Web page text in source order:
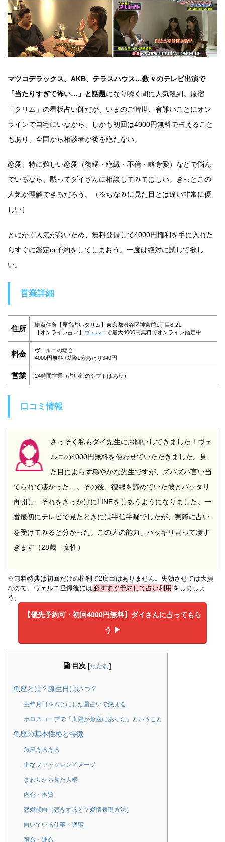
マツコデラックス、AKB、テラスハウス…数々のテレビ出演で
「当たりすぎて怖い…」と話題になり瞬く間に人気殺到。原宿
「タリム」の看板占い師だが、いまのご時世、有難いことにオン
ラインで自宅にいながら、しかも初回は4000円無料で占えること
もあり、全国から相談者が後を絶たない。
恋愛、特に難しい恋愛（復縁・絶縁・不倫・略奪愛）などで悩ん
でいるなら、黙ってダイさんに相談してみてほしい。きっとこの
人気が理解できるだろう。（※ちなみに見た目とは違い非常に優
しい）
とにかく人気が高いため、無料登録して4000円権利を手に入れた
らすぐに鑑定or予約をしてしまおう。一度は絶対に試して欲し
い。
営業詳細
住所
拠点住所【原宿占いタリム】東京都渋谷区神宮前1丁目8-21
【オンライン占い】 ヴェルニで最大4000円無料でオンライン鑑定中
料金
ヴェルニの場合
4000円無料 /以降1分あたり340円
営業 24時間営業（占い師のシフトはあり）
口コミ情報
さっそく私もダイ先生にお願いしてきました！ヴェ
ルニの4000円無料を使わせていただきました。見
た目によらず穏やかな先生ですが、ズバズバ言い当
てられて凄かった…。その後、復縁を諦めていた彼とバッタリ
再開し、それをきっかけにLINEをしあうようになりました。一
番最初にテレビで見たときには半信半疑でしたが、実際に占い
を受けてみると分かった。この人の能力、ハッキリ言って凄す
ぎます（28歳 女性）
※無料特典は初回だけの権利で2度目はありません。失効させては大損
なので、ヴェルニ登録後には 必ずすぐ予約して占い利用 をしましょ
う。
【優先予約可・初回4000円無料】 ダイさんに占ってもら
う ▶︎
目次 たたむ
魚座とは？誕生日はいつ？
生年月日をもとにした星占いで決まる
ホロスコープで『太陽が魚座にあった』ということ
魚座の基本性格と特徴
魚座あるある
主なファッションイメージ
まわりから見た人柄
内心・本質
恋愛傾向（恋をすると？愛情表現方法）
向いている仕事・適職
宿命・運命